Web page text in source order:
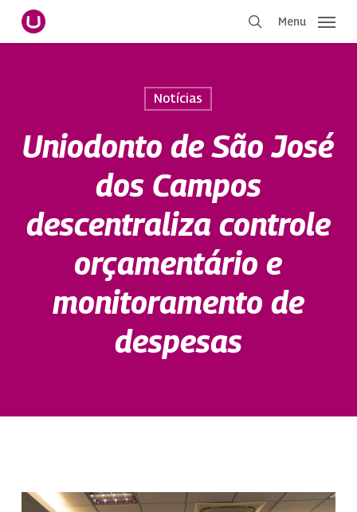
Pular
para
Menu
Notícias
Uniodonto de São José
dos Campos
descentraliza controle
orçamentário e
monitoramento de
despesas